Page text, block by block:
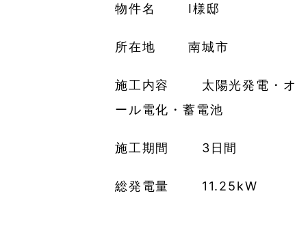
物件名 I様邸
所在地 南城市
施工内容 太陽光発電・オ
ール電化・蓄電池
施工期間 3日間
総発電量 11.25kW